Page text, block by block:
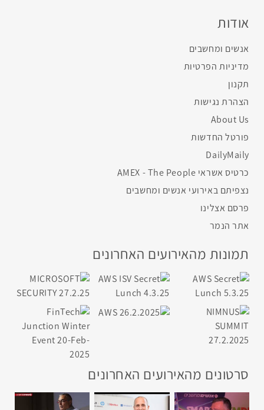
אודות
אנשים ומחשבים
מדיניות הפרטיות
תקנון
הצהרת נגישות
About Us
פורטל החדשות
DailyMaily
כרטיס אשראי AMEX - The People
נצפיתם באירועי אנשים ומחשבים
פרסם אצלינו
אתר הנמר
תמונות מהאירועים האחרונים
סרטונים מהאירועים האחרונים